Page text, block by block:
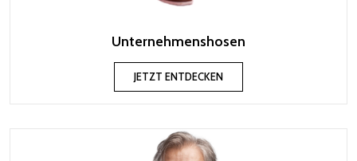
Unternehmenshosen
JETZT ENTDECKEN